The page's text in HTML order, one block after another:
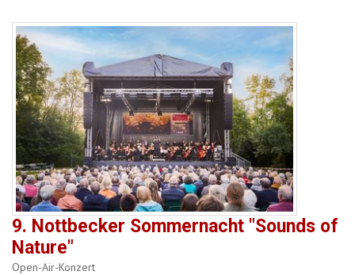
9. Nottbecker Sommernacht "Sounds of
Nature"
Open-Air-Konzert